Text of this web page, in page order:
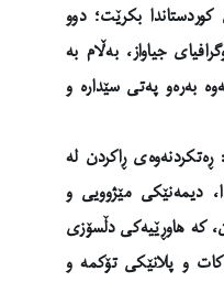
بکرێت؛ دوو
جیاواز، بەڵام بە
بەرەو پەتی سێدارە و
ڕاکردن لە
دیمەنێکی مێژوویی و
کە هاوڕێیەکی دڵسۆزی
و پلانێکی تۆکمە و